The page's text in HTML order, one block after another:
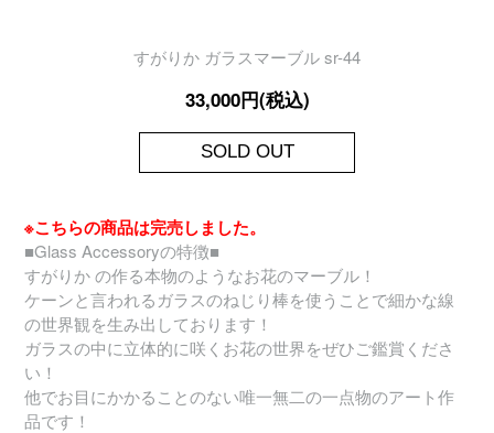
すがりか ガラスマーブル sr-44
33,000円(税込)
SOLD OUT
※こちらの商品は完売しました。
■Glass Accessoryの特徴■
すがりか の作る本物のようなお花のマーブル！
ケーンと言われるガラスのねじり棒を使うことで細かな線
の世界観を生み出しております！
ガラスの中に立体的に咲くお花の世界をぜひご鑑賞くださ
い！
他でお目にかかることのない唯一無二の一点物のアート作
品です！